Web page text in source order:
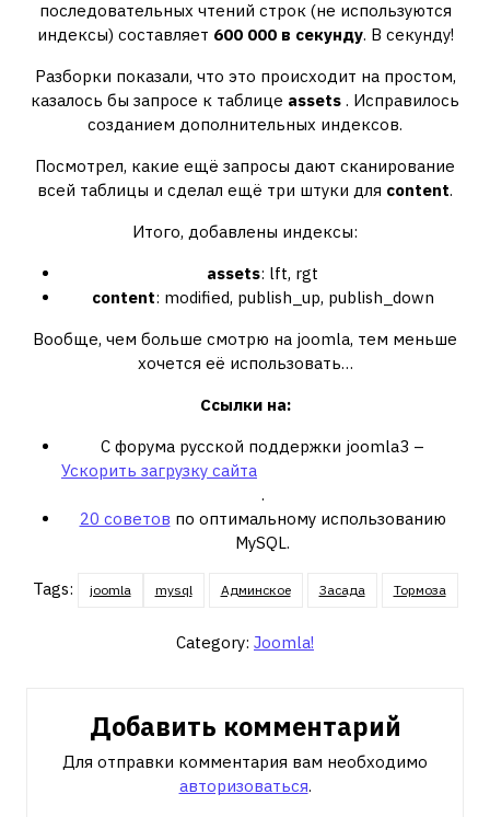
последовательных чтений строк (не используются
индексы) составляет 600 000 в секунду. В секунду!
Разборки показали, что это происходит на простом,
казалось бы запросе к таблице assets . Исправилось
созданием дополнительных индексов.
Посмотрел, какие ещё запросы дают сканирование
всей таблицы и сделал ещё три штуки для content.
Итого, добавлены индексы:
assets: lft, rgt
content: modified, publish_up, publish_down
Вообще, чем больше смотрю на joomla, тем меньше
хочется её использовать…
Ссылки на:
С форума русской поддержки joomla3 –
Ускорить загрузку сайта
.
20 советов по оптимальному использованию
MySQL.
Tags: joomla mysql Админское Засада Тормоза
Category: Joomla!
Добавить комментарий
Для отправки комментария вам необходимо
авторизоваться.